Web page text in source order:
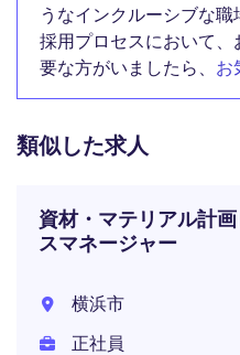
うなインクルーシブな職
採用プロセスにおいて
要な方がいましたら、 お
類似した求人
資材・マテリアル計
スマネージャー
横浜市
正社員